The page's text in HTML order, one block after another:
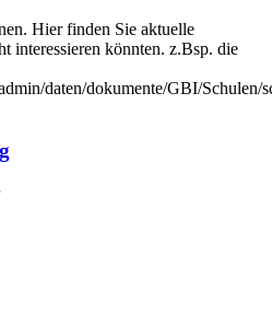
Hier finden Sie aktuelle
interessieren könnten. z.Bsp. die
daten/dokumente/GBI/